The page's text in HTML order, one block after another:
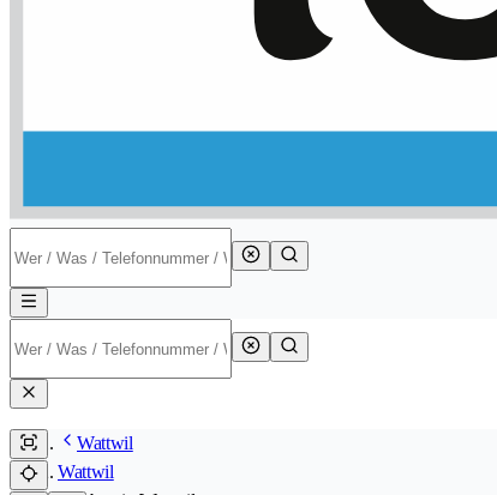
Wattwil
Wattwil